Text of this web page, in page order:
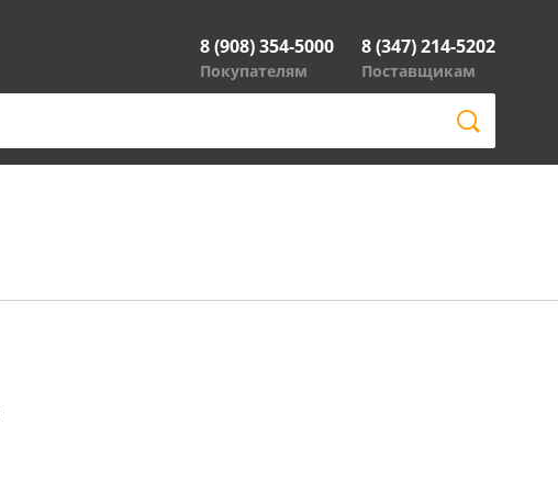
8 (908) 354-5000
Покупателям
8 (347) 214-5202
Поставщикам